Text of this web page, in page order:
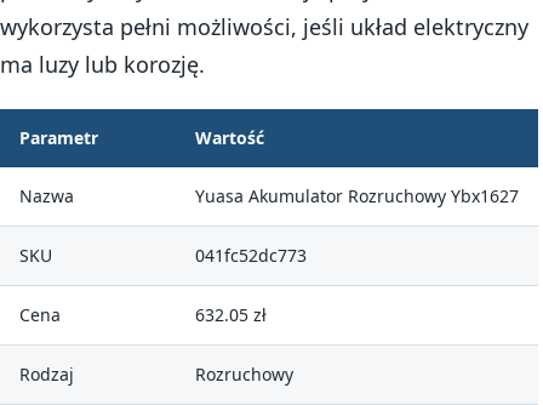
wykorzysta pełni możliwości, jeśli układ elektryczny
ma luzy lub korozję.
Parametr Wartość
Nazwa Yuasa Akumulator Rozruchowy Ybx1627
SKU 041fc52dc773
Cena 632.05 zł
Rodzaj Rozruchowy